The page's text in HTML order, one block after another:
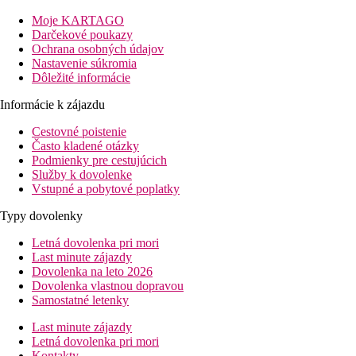
Vzdialenosť
pláže: na pláži
letisko: 90 km
centrá: 1 km
Dvojlôžková izba Superior (cca 37 m2)
klimatizácia
TV
telefón
Wi-Fi (zdarma)
vlastné sociálne zariadenie (kúpeľňa, sušič vlasov, WC)
set na prípravu kávy
francúzsky balkón
Popis hotela
vstupná hala s recepciou
vonkajší bazén
detský bazén
Moje KARTAGO
Darčekové poukazy
Ochrana osobných údajov
Nastavenie súkromia
Dôležité informácie
Informácie k zájazdu
Cestovné poistenie
Často kladené otázky
Podmienky pre cestujúcich
Služby k dovolenke
Vstupné a pobytové poplatky
Typy dovolenky
Letná dovolenka pri mori
Last minute zájazdy
Dovolenka na leto 2026
Dovolenka vlastnou dopravou
Samostatné letenky
Last minute zájazdy
Letná dovolenka pri mori